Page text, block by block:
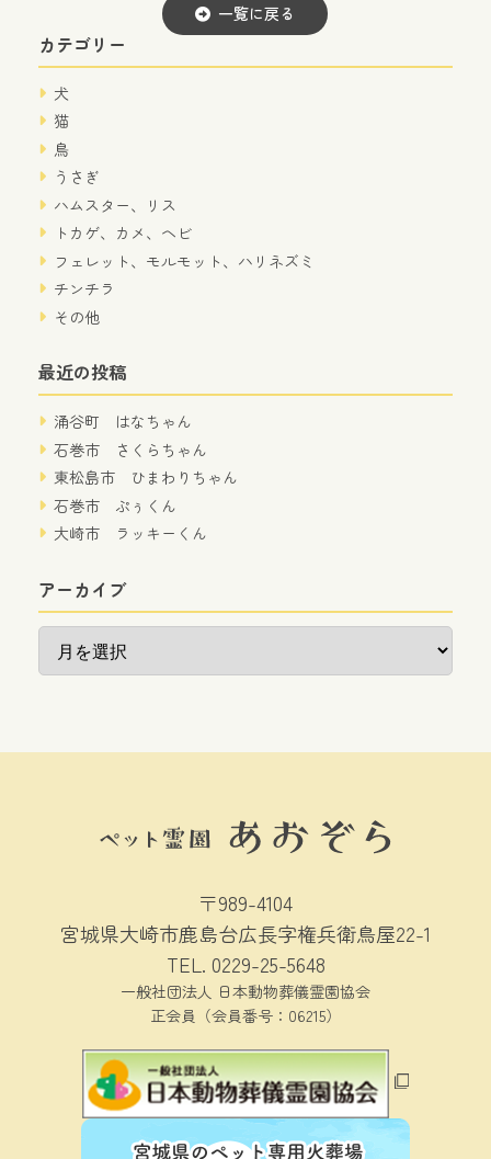
一覧に戻る
カテゴリー
犬
猫
鳥
うさぎ
ハムスター、リス
トカゲ、カメ、ヘビ
フェレット、モルモット、ハリネズミ
チンチラ
その他
最近の投稿
涌谷町 はなちゃん
石巻市 さくらちゃん
東松島市 ひまわりちゃん
石巻市 ぷぅくん
大崎市 ラッキーくん
アーカイブ
ア
〒989-4104
宮城県大崎市鹿島台広長字権兵衛鳥屋22-1
TEL. 0229-25-5648
一般社団法人 日本動物葬儀霊園協会
正会員（会員番号：06215）